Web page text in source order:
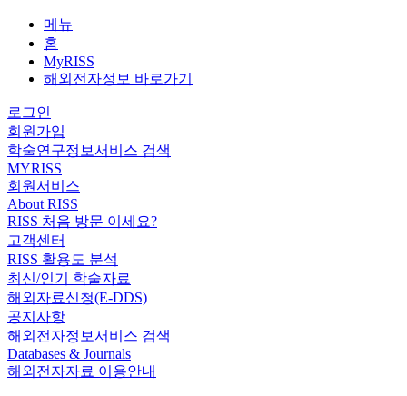
메뉴
홈
MyRISS
해외전자정보 바로가기
로그인
회원가입
학술연구정보서비스 검색
MYRISS
회원서비스
About RISS
RISS 처음 방문 이세요?
고객센터
RISS 활용도 분석
최신/인기 학술자료
해외자료신청(E-DDS)
공지사항
해외전자정보서비스 검색
Databases & Journals
해외전자자료 이용안내